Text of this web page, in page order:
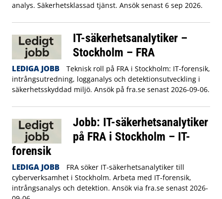
analys. Säkerhetsklassad tjänst. Ansök senast 6 sep 2026.
IT-säkerhetsanalytiker –
Stockholm – FRA
LEDIGA JOBB
Teknisk roll på FRA i Stockholm: IT-forensik,
intrångsutredning, logganalys och detektionsutveckling i
säkerhetsskyddad miljö. Ansök på fra.se senast 2026-09-06.
Jobb: IT-säkerhetsanalytiker
på FRA i Stockholm – IT-
forensik
LEDIGA JOBB
FRA söker IT-säkerhetsanalytiker till
cyberverksamhet i Stockholm. Arbeta med IT-forensik,
intrångsanalys och detektion. Ansök via fra.se senast 2026-